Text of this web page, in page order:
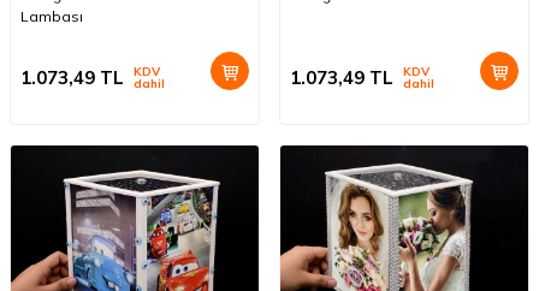
Lambası
1.073,49 TL KDV
dahil 1.073,49 TL KDV
dahil